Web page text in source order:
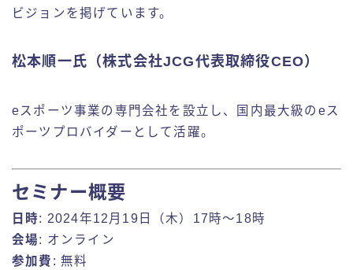
ビジョンを掲げています。
松本順一氏（株式会社JCG代表取締役CEO）
eスポーツ事業の専門会社を設立し、国内最大級のeス
ポーツプロバイダーとして活躍。
セミナー概要
日時: 2024年12月19日（木）17時〜18時
会場: オンライン
参加費 : 無料